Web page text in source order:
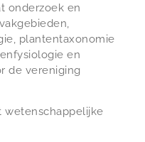
onderzoek en
plantentaxonomie
en
de vereniging
wetenschappelijke